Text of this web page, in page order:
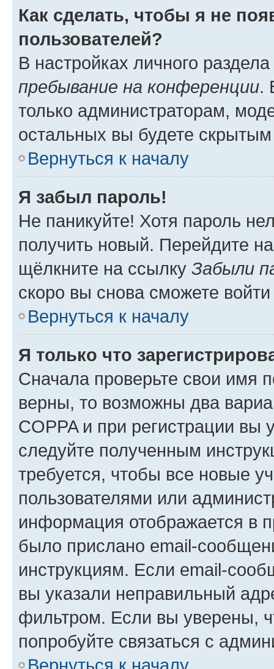
Как сделать, чтобы я не
пользователей?
В настройках личного
пребывание на конференции.
только администраторам,
остальных вы будете
Вернуться к началу
Я забыл пароль!
Не паникуйте! Хотя пароль
получить новый. Перейдите
щёлкните на ссылку Забыли
скоро вы снова сможете
Вернуться к началу
Я только что
Сначала проверьте свои имя
верны, то возможны два
COPPA и при регистрации вы
следуйте полученным
требуется, чтобы все новые
пользователями или
информация отображается в
было прислано email-
инструкциям. Если email-
вы указали неправильный
фильтром. Если вы уверены,
попробуйте связаться с
Вернуться к началу